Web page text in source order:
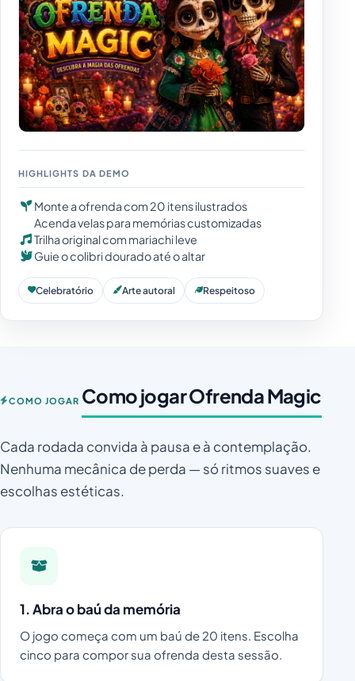
HIGHLIGHTS DA DEMO
Monte a ofrenda com 20 itens ilustrados
Acenda velas para memórias customizadas
Trilha original com mariachi leve
Guie o colibri dourado até o altar
Celebratório Arte autoral Respeitoso
COMO JOGAR Como jogar Ofrenda Magic
Cada rodada convida à pausa e à contemplação.
Nenhuma mecânica de perda — só ritmos suaves e
escolhas estéticas.
1. Abra o baú da memória
O jogo começa com um baú de 20 itens. Escolha
cinco para compor sua ofrenda desta sessão.